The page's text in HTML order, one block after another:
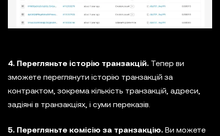
4. Перегляньте історію транзакцій. Тепер ви
зможете переглянути історію транзакцій за
контрактом, зокрема кількість транзакцій, адреси,
задіяні в транзакціях, і суми переказів.
5. Перегляньте комісію за транзакцію. Ви можете